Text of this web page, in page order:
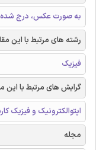
به صورت عکس، درج
رشته های مرتبط با این
فیزیک
گرایش های مرتبط با این
اپتوالکترونیک و فیزیک
مجله